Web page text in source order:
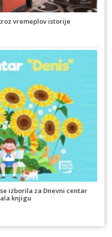
vremeplov istorije
izborila za Dnevni centar
knjigu